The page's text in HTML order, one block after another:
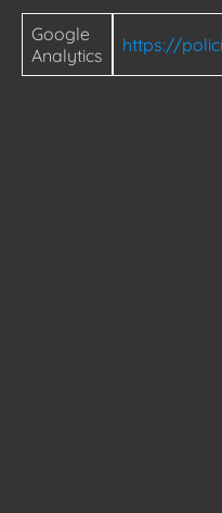
Google
Analytics
https://